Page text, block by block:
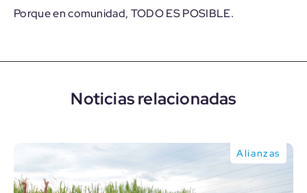
Porque en comunidad, TODO ES POSIBLE.
Noticias relacionadas
Alianzas